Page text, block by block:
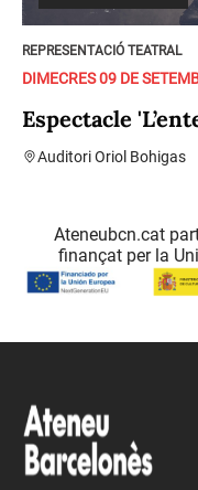
REPRESENTACIÓ TEATRAL
DIMECRES 09 DE
Espectacle
Auditori Oriol Bohigas
Ateneubcn.cat
finançat per la